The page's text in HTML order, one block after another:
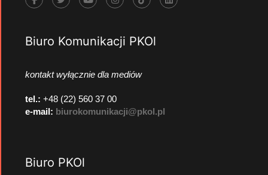
Biuro Komunikacji PKOl
kontakt wyłącznie dla mediów
tel.: +48 (22) 560 37 00
e-mail: biurokomunikacji@pkol.pl
Biuro PKOl